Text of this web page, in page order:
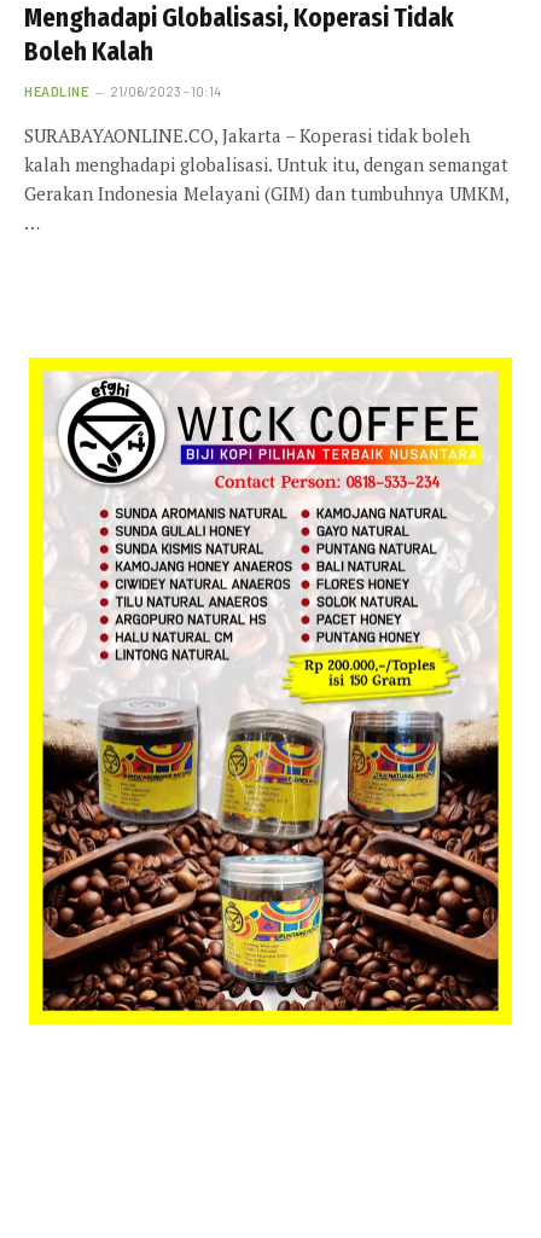
Menghadapi Globalisasi, Koperasi Tidak
Boleh Kalah
HEADLINE 21/06/2023 - 10:14
SURABAYAONLINE.CO, Jakarta – Koperasi tidak boleh
kalah menghadapi globalisasi. Untuk itu, dengan semangat
Gerakan Indonesia Melayani (GIM) dan tumbuhnya UMKM,
…